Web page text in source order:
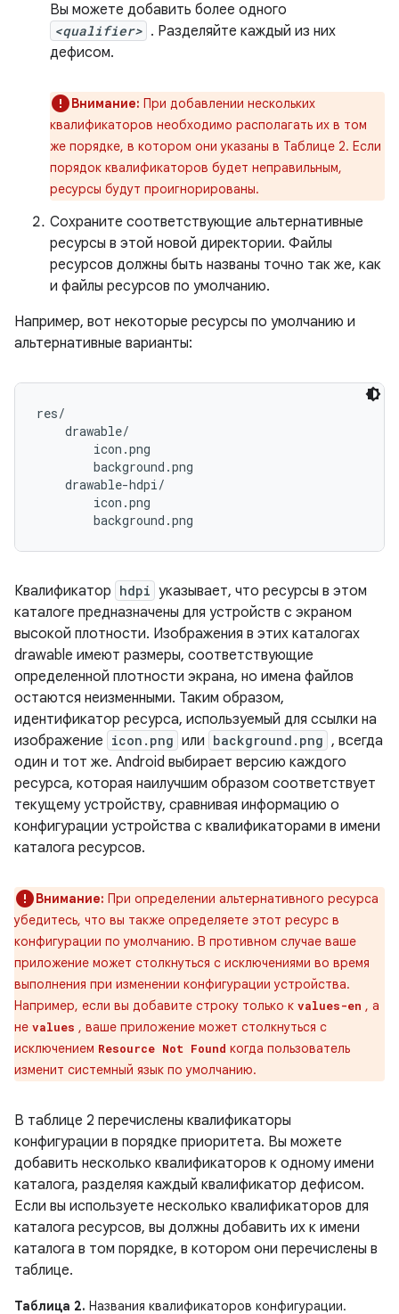
Вы можете добавить более одного
<qualifier> . Разделяйте каждый из них
дефисом.
Внимание: При добавлении нескольких
квалификаторов необходимо располагать их в том
же порядке, в котором они указаны в Таблице 2. Если
порядок квалификаторов будет неправильным,
ресурсы будут проигнорированы.
Сохраните соответствующие альтернативные
ресурсы в этой новой директории. Файлы
ресурсов должны быть названы точно так же, как
и файлы ресурсов по умолчанию.
Например, вот некоторые ресурсы по умолчанию и
альтернативные варианты:
res/
    drawable/
        icon.png
        background.png
    drawable-hdpi/
        icon.png
Квалификатор hdpi указывает, что ресурсы в этом
каталоге предназначены для устройств с экраном
высокой плотности. Изображения в этих каталогах
drawable имеют размеры, соответствующие
определенной плотности экрана, но имена файлов
остаются неизменными. Таким образом,
идентификатор ресурса, используемый для ссылки на
изображение icon.png или background.png , всегда
один и тот же. Android выбирает версию каждого
ресурса, которая наилучшим образом соответствует
текущему устройству, сравнивая информацию о
конфигурации устройства с квалификаторами в имени
каталога ресурсов.
Внимание: При определении альтернативного ресурса
убедитесь, что вы также определяете этот ресурс в
конфигурации по умолчанию. В противном случае ваше
приложение может столкнуться с исключениями во время
выполнения при изменении конфигурации устройства.
Например, если вы добавите строку только к values-en , а
не values , ваше приложение может столкнуться с
исключением Resource Not Found когда пользователь
изменит системный язык по умолчанию.
В таблице 2 перечислены квалификаторы
конфигурации в порядке приоритета. Вы можете
добавить несколько квалификаторов к одному имени
каталога, разделяя каждый квалификатор дефисом.
Если вы используете несколько квалификаторов для
каталога ресурсов, вы должны добавить их к имени
каталога в том порядке, в котором они перечислены в
таблице.
Таблица 2. Названия квалификаторов конфигурации.